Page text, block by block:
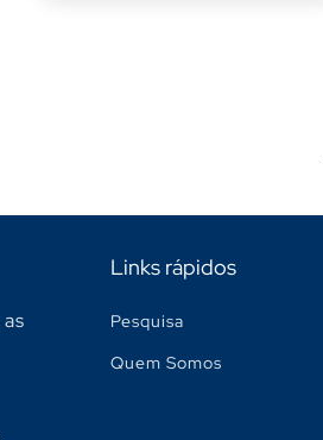
Links rápidos
Pesquisa
Quem Somos